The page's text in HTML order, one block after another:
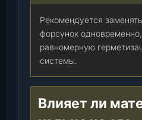
Рекомендуется
форсунок
равномерную
системы.
Влияет ли